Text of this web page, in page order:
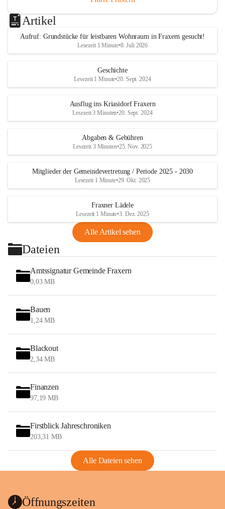
Artikel
Aufruf: Grundstücke für leistbaren Wohnraum in Fraxern gesucht!
Lesezeit 1 Minute•8. Juli 2026
Geschichte
Lesezeit 1 Minute•20. Sept. 2024
Ausflug ins Kriasidorf Fraxern
Lesezeit 3 Minuten•20. Sept. 2024
Abgaben & Gebühren
Lesezeit 3 Minuten•25. Nov. 2025
Mitglieder der Gemeindevertretung / Periode 2025 - 2030
Lesezeit 1 Minute•29. Okt. 2025
Fraxner Lädele
Lesezeit 1 Minute•3. Dez. 2025
Alle Artikel sehen
Dateien
Amtssignatur Gemeinde Fraxern
0,03 MB
Bauen
1,24 MB
Blackout
2,34 MB
Finanzen
97,19 MB
Firstblick Jahreschroniken
203,31 MB
Alle Dateien sehen
Öffnungszeiten